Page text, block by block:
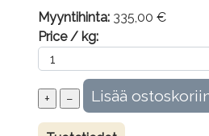
Myyntihinta: 335,00 €
Price / kg: